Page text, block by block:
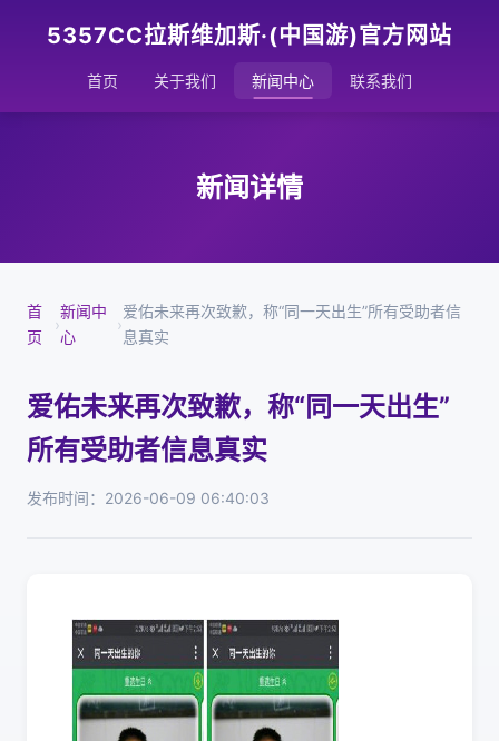
5357CC拉斯维加斯·(中国游)官方网站
首页 关于我们 新闻中心 联系我们
新闻详情
首
页
›
新闻中
心
›
爱佑未来再次致歉，称“同一天出生”所有受助者信
息真实
爱佑未来再次致歉，称“同一天出生”
所有受助者信息真实
发布时间：2026-06-09 06:40:03